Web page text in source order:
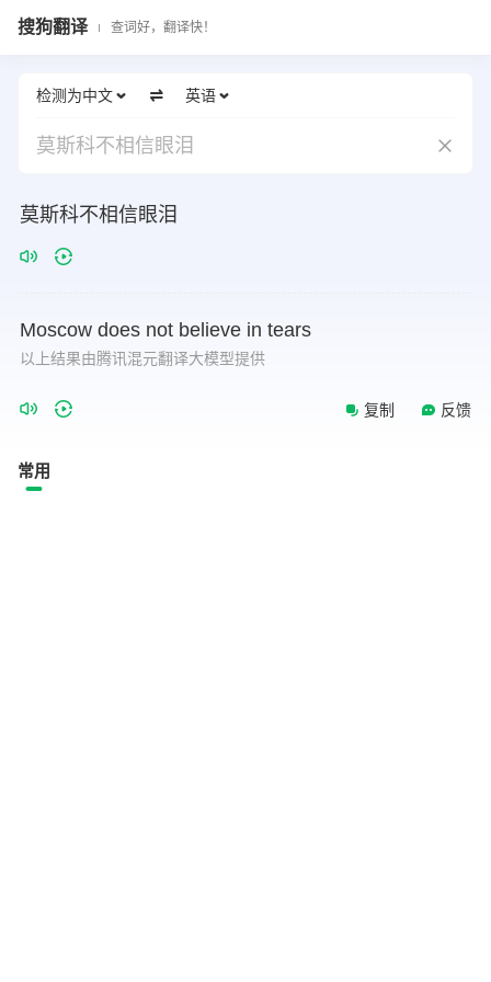
搜狗翻译 查词好，翻译快！
检测为中文 英语
莫斯科不相信眼泪
莫斯科不相信眼泪
Moscow does not believe in tears
以上结果由腾讯混元翻译大模型提供
复制 反馈
常用